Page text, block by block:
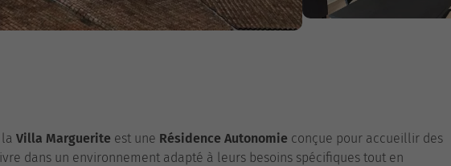
Villa Marguerite est une Résidence Autonomie conçue pour accueillir des
dans un environnement adapté à leurs besoins spécifiques tout en